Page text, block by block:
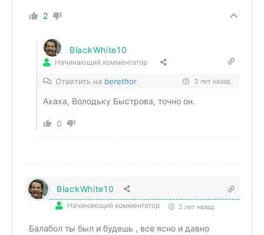
2
BlackWhite10
Начинающий комментатор
Ответить на berethor 2 лет назад
Ахаха, Володьку Быстрова, точно он.
0
BlackWhite10
Начинающий комментатор 2 лет назад
Балабол ты был и будешь , все ясно и давно